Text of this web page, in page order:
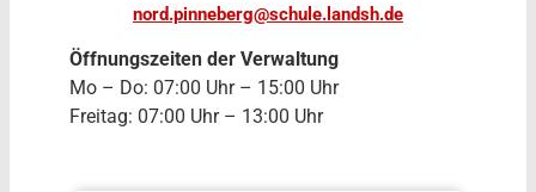
nord.pinneberg@schule.landsh.de
Öffnungszeiten der Verwaltung
Mo – Do: 07:00 Uhr – 15:00 Uhr
Freitag: 07:00 Uhr – 13:00 Uhr